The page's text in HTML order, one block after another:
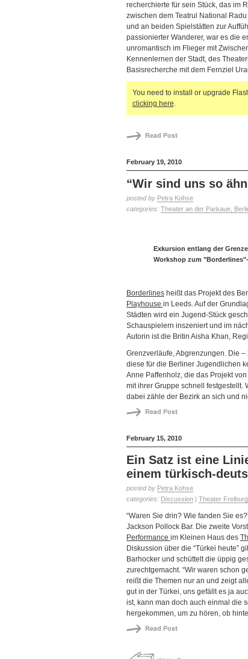
recherchierte für sein Stück, das im
zwischen dem Teatrul National
und an beiden Spielstätten zur
passionierter Wanderer, war es die
unromantisch im Flieger mit
Kennenlernen der Stadt, des
Basisrecherche mit dem Fernziel
You need to install or upgrade
clicking here.
February 19, 2010
“Wir sind uns so
posted by Petra Kohse
categories: Theater an der Parkaue,
Exkursion entlang der
Workshop zum
Borderlinesheißt das Projekt des
Playhouse in Leeds. Auf der
Städten wird ein Jugend-Stück
Schauspielern inszeniert und im
Autorin ist die Britin Aisha Khan,
Grenzverläufe, Abgrenzungen. Die
diese für die Berliner Jugendlichen
Anne Paffenholz, die das Projekt
mit ihrer Gruppe schnell festgestellt.
dabei zähle der Bezirk an sich und
February 15, 2010
Ein Satz ist eine
einem türkisch-
posted by Petra Kohse
categories: Discussion| Theater
“Waren Sie drin? Wie fanden Sie
Jackson Pollock Bar. Die zweite
Performance im Kleinen Haus des
Diskussion über die “Türkei heute”
Barhocker und schüttelt die üppig
zurechtgemacht. “Wir waren schon
reißt die Themen nur an und zeigt
gut in der Türkei, uns gefällt es ja
ist, kann man doch auch einmal die
hergekommen, um zu hören, ob